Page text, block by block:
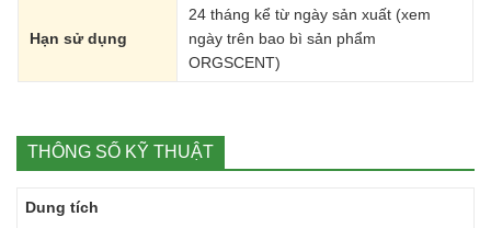
Hạn sử dụng
24 tháng kể từ ngày sản xuất (xem
ngày trên bao bì sản phẩm
ORGSCENT)
THÔNG SỐ KỸ THUẬT
Dung tích